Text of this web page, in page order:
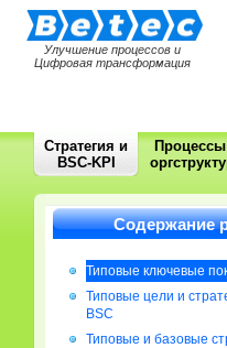
Улучшение процессов и
Цифровая трансформация
Стратегия и
BSC-KPI
Содержание
Типовые ключевые
Типовые цели и
BSC
Типовые и базовые